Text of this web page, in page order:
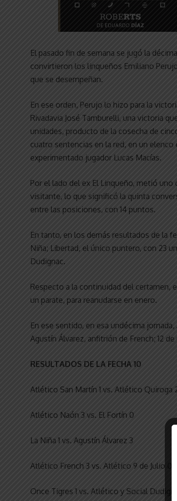
El pasado fin de semana se jugó la
convirtieron los linqueños Emiliano
que se desempeñan.
En ese orden, Perujo lo hizo para la
Rivadavia José Tamburelli, una victoria
unidades, producto de la cosecha de
cuatro sentencias en la red, en un
experimentado jugador Lucas Macías.
Por el lado del ex El Linqueño, metió
visitante, lo que significó la quinta
entre las posiciones, con 14 puntos.
En tanto, en los demás resultados de la
Niña; Libertad, el único puntero, con 23
Dudignac.
Respecto a la continuidad del certamen,
un parate, para reanudarse en enero.
En ese sentido, en esa undécima
Agustín Álvarez, anfitrión de French; 12
RESULTADOS DE LA FECHA 10
Atlético San Martín 1 vs. Atlético Quiroga
Atlético Naón 3 vs. El Fortín 0
La Niña 1 vs. Agustín Álvarez 3
Atlético French 3 vs. Atlético 9 de Julio 0
Once Tigres 1 vs. Atlético y Social